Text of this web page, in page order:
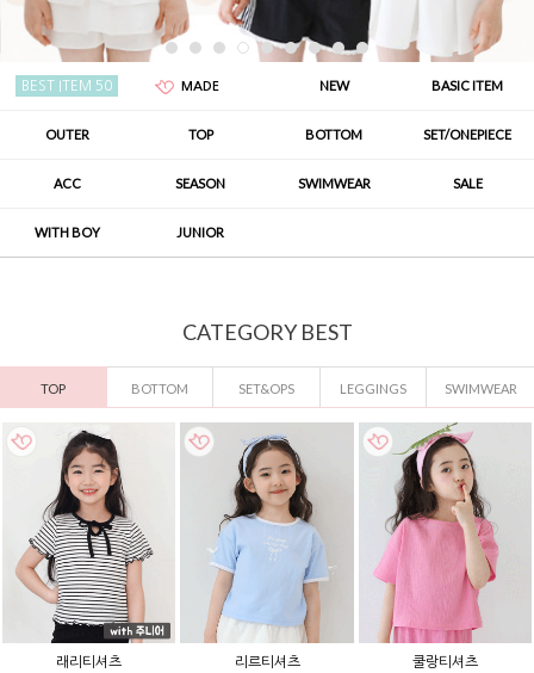
BEST ITEM 50 MADE NEW BASIC ITEM
OUTER TOP BOTTOM SET/ONEPIECE
ACC SEASON SWIMWEAR SALE
WITH BOY JUNIOR
CATEGORY BEST
TOP BOTTOM SET&OPS LEGGINGS SWIMWEAR
래리티셔츠
리르티셔츠
쿨랑티셔츠